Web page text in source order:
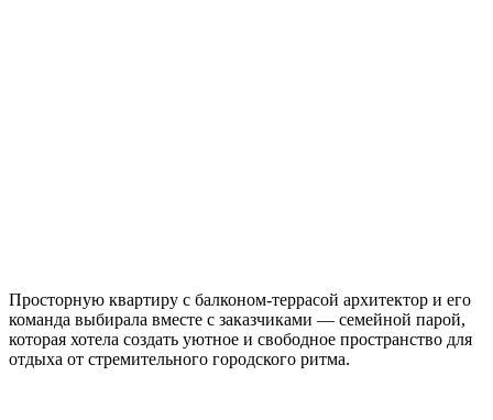
Просторную квартиру с балконом-террасой архитектор и его
команда выбирала вместе с заказчиками — семейной парой,
которая хотела создать уютное и свободное пространство для
отдыха от стремительного городского ритма.